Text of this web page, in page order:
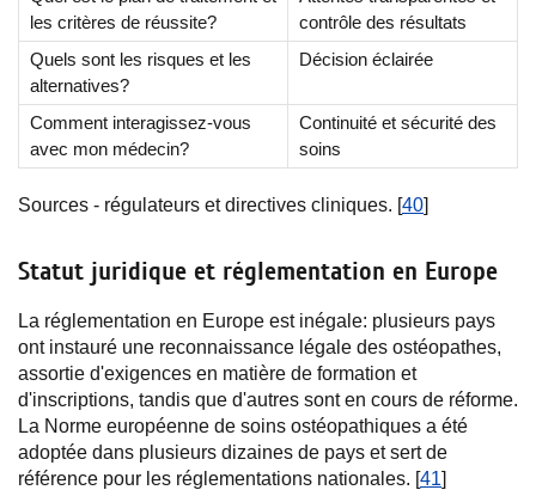
les critères de réussite?
contrôle des résultats
Quels sont les risques et les
alternatives?
Décision éclairée
Comment interagissez-vous
avec mon médecin?
Continuité et sécurité des
soins
Sources - régulateurs et directives cliniques. [40]
Statut juridique et réglementation en Europe
La réglementation en Europe est inégale: plusieurs pays
ont instauré une reconnaissance légale des ostéopathes,
assortie d'exigences en matière de formation et
d'inscriptions, tandis que d'autres sont en cours de réforme.
La Norme européenne de soins ostéopathiques a été
adoptée dans plusieurs dizaines de pays et sert de
référence pour les réglementations nationales. [41]